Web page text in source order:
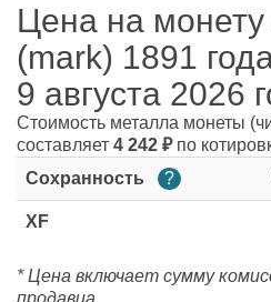
Цена на
(mark) 1891
9 августа 2026
Стоимость металла монеты
составляет 4 242 ₽по
Сохранность
?
XF
* Цена включает сумму
продавца